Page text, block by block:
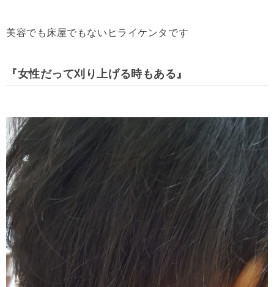
美容でも床屋でもないヒライケンタです
『女性だって刈り上げる時もある』